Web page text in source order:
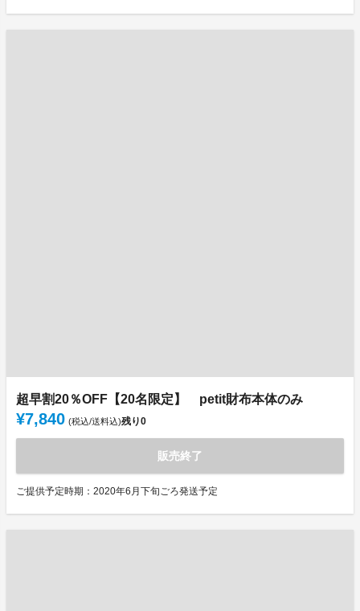
超早割20％OFF【20名限定】 petit財布本体のみ
¥7,840 (税込/送料込)残り0
販売終了
ご提供予定時期：2020年6月下旬ごろ発送予定